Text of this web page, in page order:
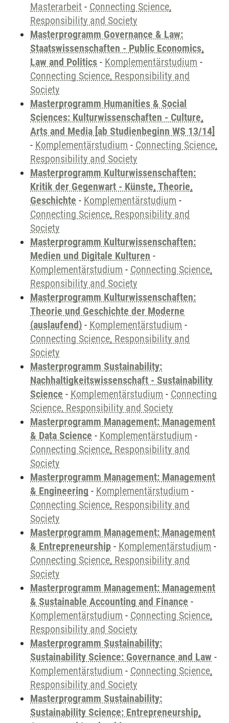
Masterarbeit - Connecting Science,
Responsibility and Society
Masterprogramm Governance & Law:
Staatswissenschaften - Public Economics,
Law and Politics - Komplementärstudium -
Connecting Science, Responsibility and
Society
Masterprogramm Humanities & Social
Sciences: Kulturwissenschaften - Culture,
Arts and Media [ab Studienbeginn WS 13/14]
- Komplementärstudium - Connecting Science,
Responsibility and Society
Masterprogramm Kulturwissenschaften:
Kritik der Gegenwart - Künste, Theorie,
Geschichte - Komplementärstudium -
Connecting Science, Responsibility and
Society
Masterprogramm Kulturwissenschaften:
Medien und Digitale Kulturen -
Komplementärstudium - Connecting Science,
Responsibility and Society
Masterprogramm Kulturwissenschaften:
Theorie und Geschichte der Moderne
(auslaufend) - Komplementärstudium -
Connecting Science, Responsibility and
Society
Masterprogramm Sustainability:
Nachhaltigkeitswissenschaft - Sustainability
Science - Komplementärstudium - Connecting
Science, Responsibility and Society
Masterprogramm Management: Management
& Data Science - Komplementärstudium -
Connecting Science, Responsibility and
Society
Masterprogramm Management: Management
& Engineering - Komplementärstudium -
Connecting Science, Responsibility and
Society
Masterprogramm Management: Management
& Entrepreneurship - Komplementärstudium -
Connecting Science, Responsibility and
Society
Masterprogramm Management: Management
& Sustainable Accounting and Finance -
Komplementärstudium - Connecting Science,
Responsibility and Society
Masterprogramm Sustainability:
Sustainability Science: Governance and Law -
Komplementärstudium - Connecting Science,
Responsibility and Society
Masterprogramm Sustainability:
Sustainability Science: Entrepreneurship,